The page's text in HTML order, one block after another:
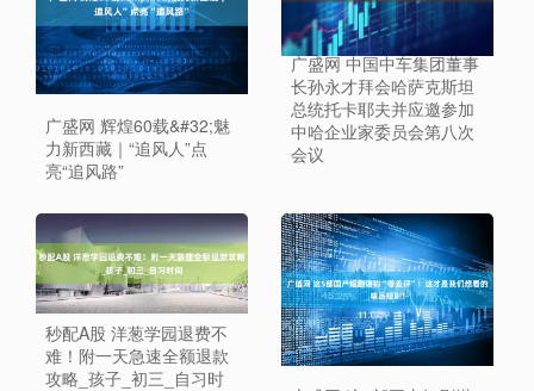
广盛网 辉煌60载&#32;魅
力新西藏｜“追风人”点
亮“追风路”
广盛网 中国中车集团董事
长孙永才拜会哈萨克斯坦
总统托卡耶夫并应邀参加
中哈企业家委员会第八次
会议
秒配A股 洋葱学园退费不
难！附一天急速全额退款
攻略_孩子_初三_自习时